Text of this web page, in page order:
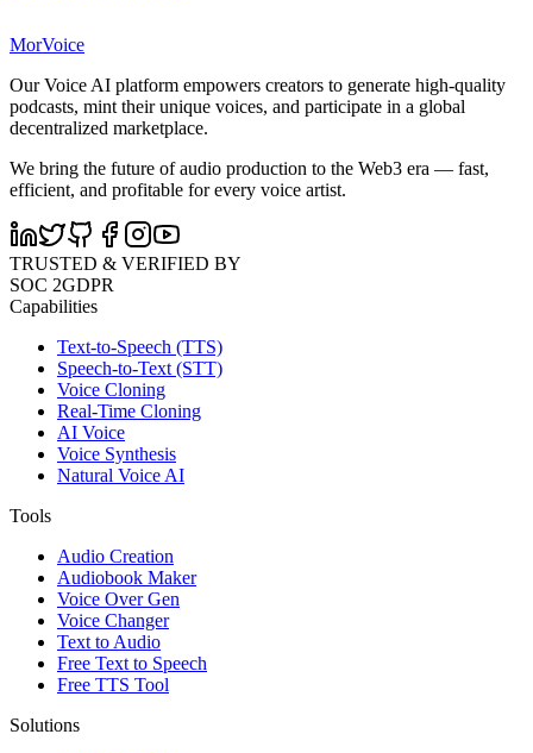
MorVoice
Our Voice AI platform empowers creators to generate high-quality
podcasts, mint their unique voices, and participate in a global
decentralized marketplace.
We bring the future of audio production to the Web3 era — fast,
efficient, and profitable for every voice artist.
TRUSTED & VERIFIED BY
SOC 2GDPR
Capabilities
Text-to-Speech (TTS)
Speech-to-Text (STT)
Voice Cloning
Real-Time Cloning
AI Voice
Voice Synthesis
Natural Voice AI
Tools
Audio Creation
Audiobook Maker
Voice Over Gen
Voice Changer
Text to Audio
Free Text to Speech
Free TTS Tool
Solutions